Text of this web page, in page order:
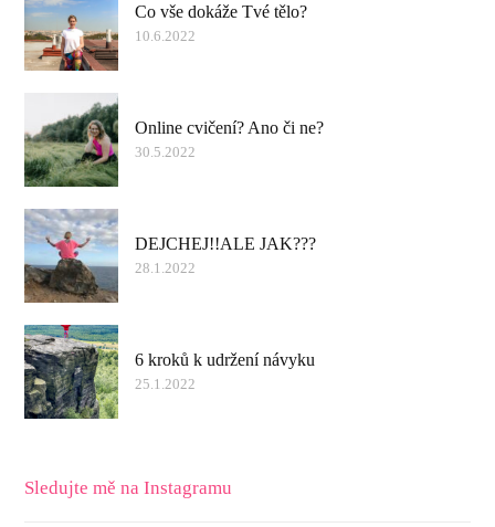
Co vše dokáže Tvé tělo?
10.6.2022
Online cvičení? Ano či ne?
30.5.2022
DEJCHEJ!!ALE JAK???
28.1.2022
6 kroků k udržení návyku
25.1.2022
Sledujte mě na Instagramu